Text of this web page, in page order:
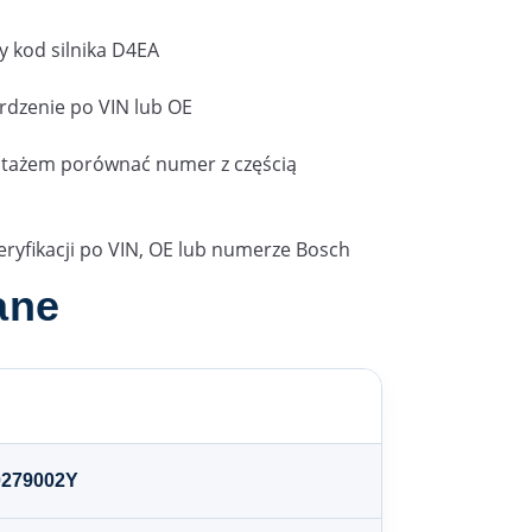
kod silnika D4EA
po VIN lub OE
porównać numer z częścią
po VIN, OE lub numerze Bosch